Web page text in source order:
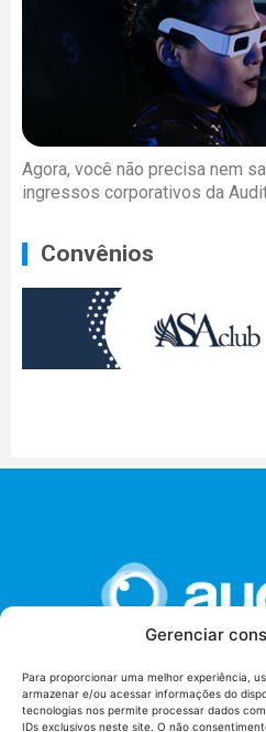
Gerenciar
Para proporcionar uma melhor experiência,
armazenar e/ou acessar informações do
tecnologias nos permite processar dados
IDs exclusivos neste site. O não
Agora, você não precisa nem
ingressos corporativos da
Convênios
União dos Auditores